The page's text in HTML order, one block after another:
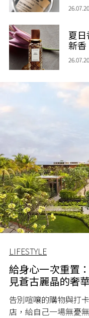
夏
新
LIFESTYLE
給身心一次重置
見蒼古麗晶的奢
告別喧嚷的購物與打
店，給自己一場無憂